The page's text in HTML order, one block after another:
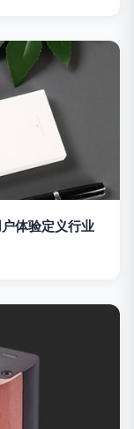
体验定义行业